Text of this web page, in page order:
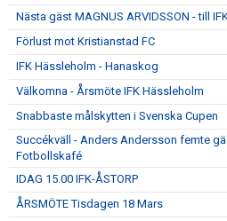
Nästa gäst MAGNUS ARVIDSSON - till
Förlust mot Kristianstad FC
IFK Hässleholm - Hanaskog
Välkomna - Årsmöte IFK Hässleholm
Snabbaste målskytten i Svenska Cupen
Succékväll - Anders Andersson femte
Fotbollskafé
IDAG 15.00 IFK-ÅSTORP
ÅRSMÖTE Tisdagen 18 Mars